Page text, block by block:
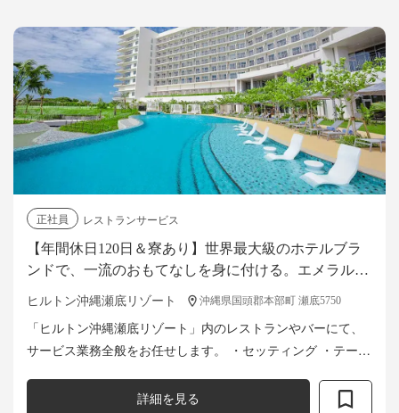
正社員
レストランサービス
【年間休日120日＆寮あり】世界最大級のホテルブラ
ンドで、一流のおもてなしを身に付ける。エメラルド
グリーンの海に囲まれたホテルで料飲スタッフ募集！
ヒルトン沖縄瀬底リゾート 沖縄県国頭郡本部町 瀬底5750
「ヒルトン沖縄瀬底リゾート」内のレストランやバーにて、
サービス業務全般をお任せします。 ・セッティング ・テーブ
詳細を見る